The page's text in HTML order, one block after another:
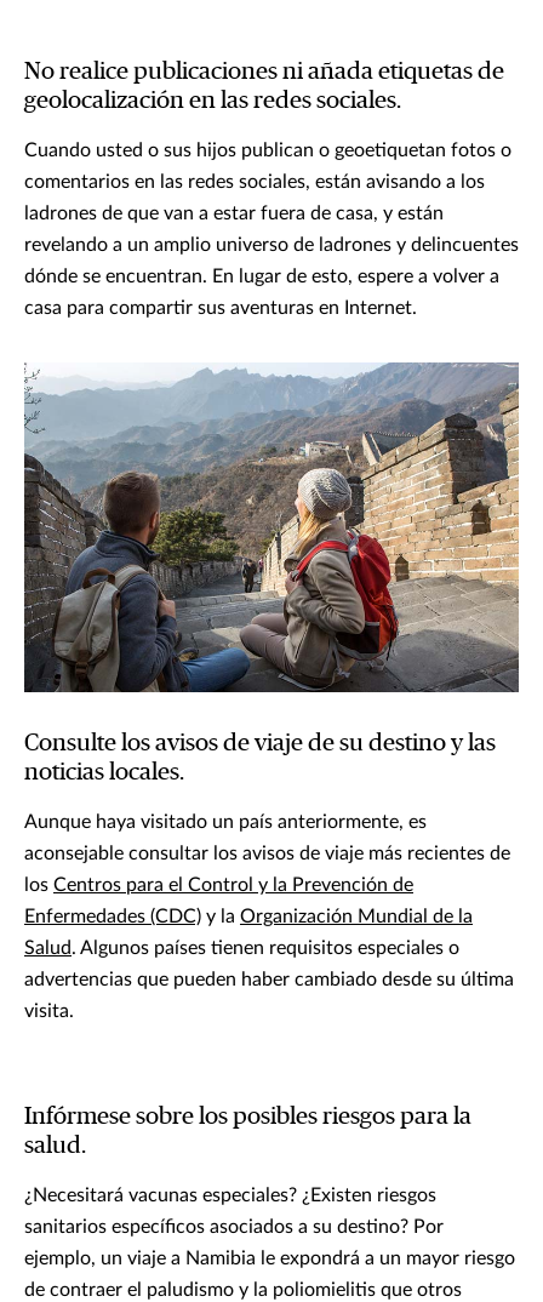
No realice publicaciones ni añada etiquetas de
geolocalización en las redes sociales.
Cuando usted o sus hijos publican o geoetiquetan fotos o
comentarios en las redes sociales, están avisando a los
ladrones de que van a estar fuera de casa, y están
revelando a un amplio universo de ladrones y delincuentes
dónde se encuentran. En lugar de esto, espere a volver a
casa para compartir sus aventuras en Internet.
Consulte los avisos de viaje de su destino y las
noticias locales.
Aunque haya visitado un país anteriormente, es
aconsejable consultar los avisos de viaje más recientes de
los Centros para el Control y la Prevención de
Enfermedades (CDC) y la Organización Mundial de la
Salud. Algunos países tienen requisitos especiales o
advertencias que pueden haber cambiado desde su última
visita.
Infórmese sobre los posibles riesgos para la
salud.
¿Necesitará vacunas especiales? ¿Existen riesgos
sanitarios específicos asociados a su destino? Por
ejemplo, un viaje a Namibia le expondrá a un mayor riesgo
de contraer el paludismo y la poliomielitis que otros